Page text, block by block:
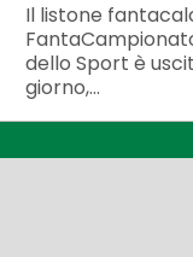
Il listone
dello Sport è
giorno,...